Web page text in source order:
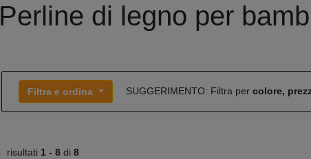
Perline di legno per
Filtra e ordina SUGGERIMENTO: Filtra per colore,
risultati 1 - 8 di 8